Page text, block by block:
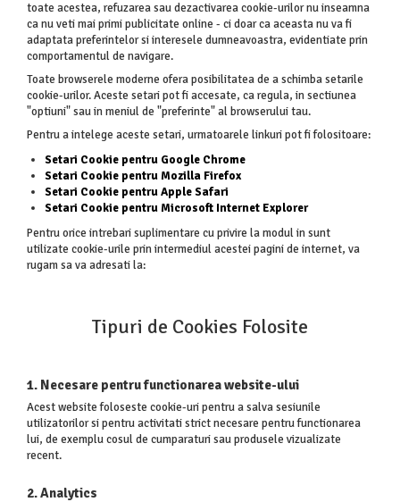
toate acestea, refuzarea sau dezactivarea cookie-urilor nu inseamna
ca nu veti mai primi publicitate online - ci doar ca aceasta nu va fi
adaptata preferintelor si interesele dumneavoastra, evidentiate prin
comportamentul de navigare.
Toate browserele moderne ofera posibilitatea de a schimba setarile
cookie-urilor. Aceste setari pot fi accesate, ca regula, in sectiunea
"optiuni" sau in meniul de "preferinte" al browserului tau.
Pentru a intelege aceste setari, urmatoarele linkuri pot fi folositoare:
Setari Cookie pentru Google Chrome
Setari Cookie pentru Mozilla Firefox
Setari Cookie pentru Apple Safari
Setari Cookie pentru Microsoft Internet Explorer
Pentru orice intrebari suplimentare cu privire la modul in sunt
utilizate cookie-urile prin intermediul acestei pagini de internet, va
rugam sa va adresati la:
Tipuri de Cookies Folosite
1. Necesare pentru functionarea website-ului
Acest website foloseste cookie-uri pentru a salva sesiunile
utilizatorilor si pentru activitati strict necesare pentru functionarea
lui, de exemplu cosul de cumparaturi sau produsele vizualizate
recent.
2. Analytics